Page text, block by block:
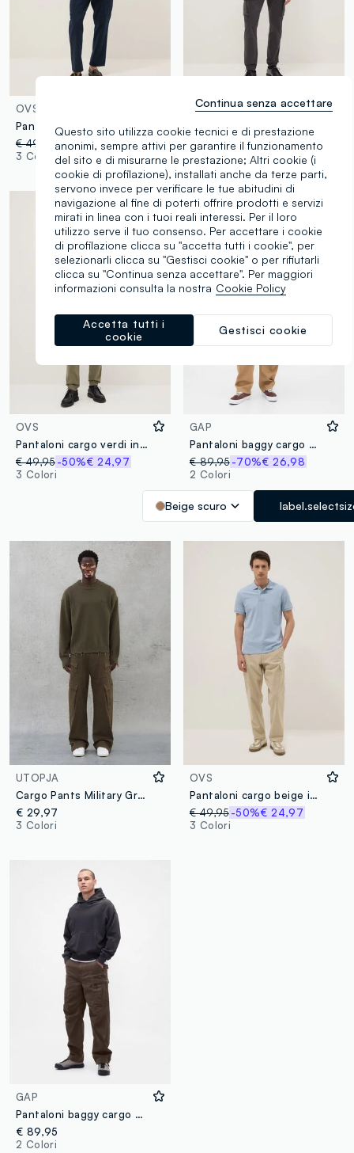
OVS
Pantaloni cargo blu in misto lino e cotone regular fit
€ 49,95
-50%€ 24,97
3 Colori
OVS
€ 49,95-50%€ 24,97
3 Colori
OVS
Pantaloni cargo verdi in cotone elasticizzato slim fit
€ 49,95-50%€ 24,97
3 Colori
GAP
Pantaloni baggy cargo elasticizzati
€ 89,95 -70%€ 26,98
2 Colori
Beige scuro
UTOPJA
Cargo Pants Military Green
€ 29,97
3 Colori
OVS
Pantaloni cargo beige in misto lino e cotone regular fit
€ 49,95 -50%€ 24,97
3 Colori
GAP
Pantaloni baggy cargo elasticizzati
€ 89,95
2 Colori
Questo sito utilizza cookie tecnici e di prestazione
anonimi, sempre attivi per garantire il funzionamento
del sito e di misurarne le prestazione; Altri cookie (i
cookie di profilazione), installati anche da terze parti,
servono invece per verificare le tue abitudini di
navigazione al fine di poterti offrire prodotti e servizi
mirati in linea con i tuoi reali interessi. Per il loro
utilizzo serve il tuo consenso. Per accettare i cookie
di profilazione clicca su "accetta tutti i cookie", per
selezionarli clicca su "Gestisci cookie" o per rifiutarli
clicca su "Continua senza accettare". Per maggiori
informazioni consulta la nostra Cookie Policy
Gestisci cookie
Accetta tutti i
cookie
Continua senza accettare